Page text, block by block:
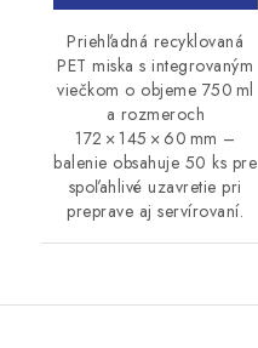
Priehľadná recyklovaná
PET miska s integrovaným
viečkom o objeme 750 ml
a rozmeroch
172 × 145 × 60 mm –
balenie obsahuje 50 ks pre
spoľahlivé uzavretie pri
preprave aj servírovaní.